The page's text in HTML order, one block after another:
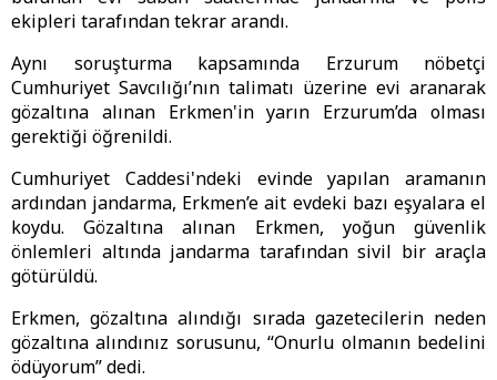
ekipleri tarafından tekrar arandı.
Aynı soruşturma kapsamında Erzurum nöbetçi
Cumhuriyet Savcılığı’nın talimatı üzerine evi aranarak
gözaltına alınan Erkmen'in yarın Erzurum’da olması
gerektiği öğrenildi.
Cumhuriyet Caddesi'ndeki evinde yapılan aramanın
ardından jandarma, Erkmen’e ait evdeki bazı eşyalara el
koydu. Gözaltına alınan Erkmen, yoğun güvenlik
önlemleri altında jandarma tarafından sivil bir araçla
götürüldü.
Erkmen, gözaltına alındığı sırada gazetecilerin neden
gözaltına alındınız sorusunu, “Onurlu olmanın bedelini
ödüyorum” dedi.